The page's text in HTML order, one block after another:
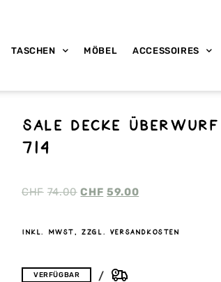
TASCHEN MÖBEL ACCESSOIRES
SALE Decke
714
CHF 74.00 CHF 59.00
inkl. MwSt, zzgl. Versandkosten
VERFÜGBAR